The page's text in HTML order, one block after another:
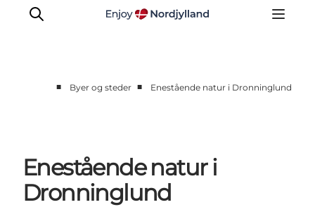
Kattegat
Aalborg
Skagen
■ Byer og steder ■ Enestående natur i Dronninglund
Enestående natur i
Dronninglund